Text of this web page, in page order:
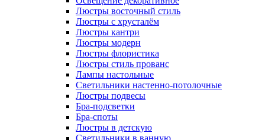
Люстры восточный стиль
Люстры с хрусталём
Люстры кантри
Люстры модерн
Люстры флористика
Люстры стиль прованс
Лампы настольные
Светильники настенно-потолочные
Люстры подвесы
Бра-подсветки
Бра-споты
Люстры в детскую
Светильники в ванную